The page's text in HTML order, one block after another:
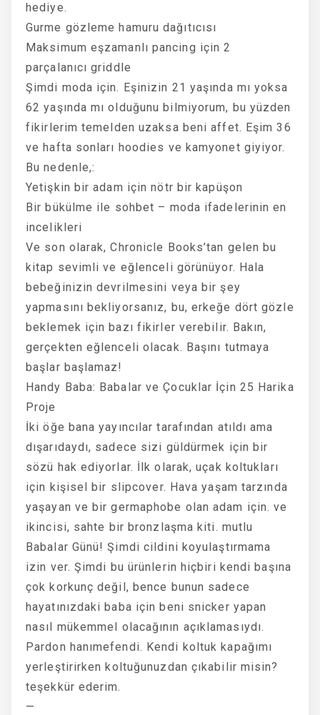
hediye.
Gurme gözleme hamuru dağıtıcısı
Maksimum eşzamanlı pancing için 2
parçalanıcı griddle
Şimdi moda için. Eşinizin 21 yaşında mı yoksa
62 yaşında mı olduğunu bilmiyorum, bu yüzden
fikirlerim temelden uzaksa beni affet. Eşim 36
ve hafta sonları hoodies ve kamyonet giyiyor.
Bu nedenle,:
Yetişkin bir adam için nötr bir kapüşon
Bir bükülme ile sohbet – moda ifadelerinin en
incelikleri
Ve son olarak, Chronicle Books’tan gelen bu
kitap sevimli ve eğlenceli görünüyor. Hala
bebeğinizin devrilmesini veya bir şey
yapmasını bekliyorsanız, bu, erkeğe dört gözle
beklemek için bazı fikirler verebilir. Bakın,
gerçekten eğlenceli olacak. Başını tutmaya
başlar başlamaz!
Handy Baba: Babalar ve Çocuklar İçin 25 Harika
Proje
İki öğe bana yayıncılar tarafından atıldı ama
dışarıdaydı, sadece sizi güldürmek için bir
sözü hak ediyorlar. İlk olarak, uçak koltukları
için kişisel bir slipcover. Hava yaşam tarzında
yaşayan ve bir germaphobe olan adam için. ve
ikincisi, sahte bir bronzlaşma kiti. mutlu
Babalar Günü! Şimdi cildini koyulaştırmama
izin ver. Şimdi bu ürünlerin hiçbiri kendi başına
çok korkunç değil, bence bunun sadece
hayatınızdaki baba için beni snicker yapan
nasıl mükemmel olacağının açıklamasıydı.
Pardon hanımefendi. Kendi koltuk kapağımı
yerleştirirken koltuğunuzdan çıkabilir misin?
teşekkür ederim.
—